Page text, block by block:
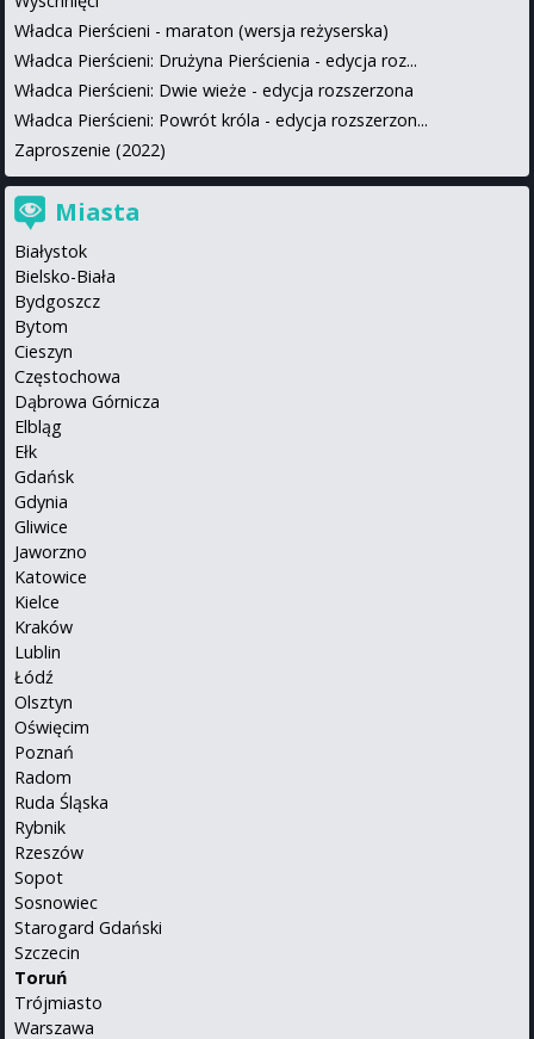
Władca Pierścieni - maraton (wersja reżyserska)
Władca Pierścieni: Drużyna Pierścienia - edycja roz...
Władca Pierścieni: Dwie wieże - edycja rozszerzona
Władca Pierścieni: Powrót króla - edycja rozszerzon...
Zaproszenie (2022)
Miasta
Białystok
Bielsko-Biała
Bydgoszcz
Bytom
Cieszyn
Częstochowa
Dąbrowa Górnicza
Elbląg
Ełk
Gdańsk
Gdynia
Gliwice
Jaworzno
Katowice
Kielce
Kraków
Lublin
Łódź
Olsztyn
Oświęcim
Poznań
Radom
Ruda Śląska
Rybnik
Rzeszów
Sopot
Sosnowiec
Starogard Gdański
Szczecin
Toruń
Trójmiasto
Warszawa